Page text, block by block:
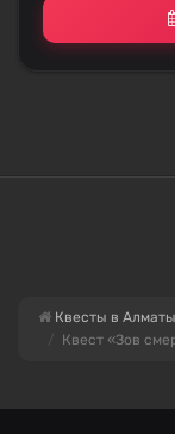
Квесты в Алматы
Квест «Зов